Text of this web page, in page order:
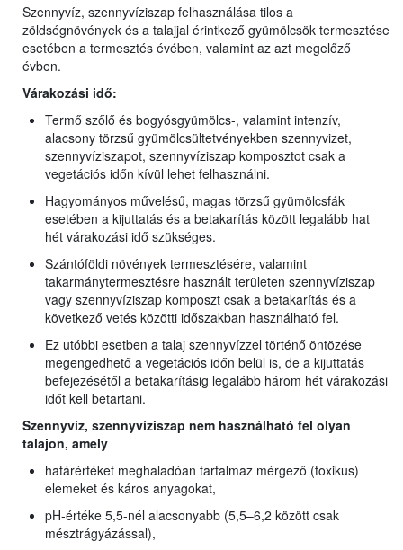
Szennyvíz, szennyvíziszap felhasználása tilos a
zöldségnövények és a talajjal érintkező gyümölcsök termesztése
esetében a termesztés évében, valamint az azt megelőző
évben.
Várakozási idő:
Termő szőlő és bogyósgyümölcs-, valamint intenzív,
alacsony törzsű gyümölcsültetvényekben szennyvizet,
szennyvíziszapot, szennyvíziszap komposztot csak a
vegetációs időn kívül lehet felhasználni.
Hagyományos művelésű, magas törzsű gyümölcsfák
esetében a kijuttatás és a betakarítás között legalább hat
hét várakozási idő szükséges.
Szántóföldi növények termesztésére, valamint
takarmánytermesztésre használt területen szennyvíziszap
vagy szennyvíziszap komposzt csak a betakarítás és a
következő vetés közötti időszakban használható fel.
Ez utóbbi esetben a talaj szennyvízzel történő öntözése
megengedhető a vegetációs időn belül is, de a kijuttatás
befejezésétől a betakarításig legalább három hét várakozási
időt kell betartani.
Szennyvíz, szennyvíziszap nem használható fel olyan
talajon, amely
határértéket meghaladóan tartalmaz mérgező (toxikus)
elemeket és káros anyagokat,
pH-értéke 5,5-nél alacsonyabb (5,5–6,2 között csak
mésztrágyázással),